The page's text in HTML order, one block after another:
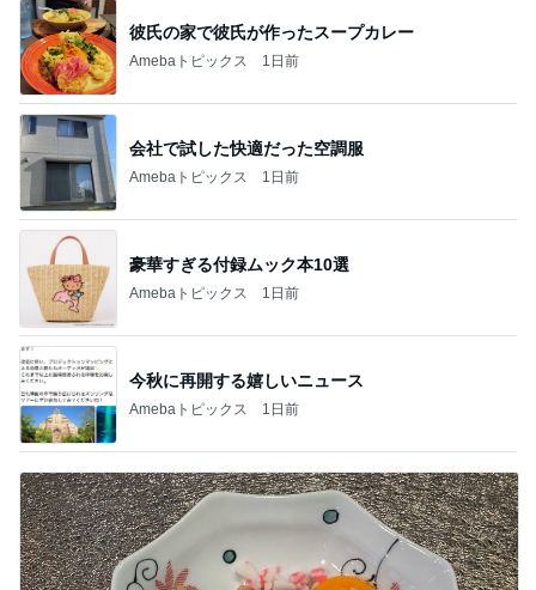
彼氏の家で彼氏が作ったスープカレー
Amebaトピックス 1日前
会社で試した快適だった空調服
Amebaトピックス 1日前
豪華すぎる付録ムック本10選
Amebaトピックス 1日前
今秋に再開する嬉しいニュース
Amebaトピックス 1日前